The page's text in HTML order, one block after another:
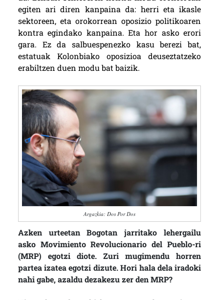
egiten ari diren kanpaina da: herri eta ikasle
sektoreen, eta orokorrean oposizio politikoaren
kontra egindako kanpaina. Eta hor asko erori
gara. Ez da salbuespenezko kasu berezi bat,
estatuak Kolonbiako oposizioa deuseztatzeko
erabiltzen duen modu bat baizik.
Argazkia: Dos Por Dos
Azken urteetan Bogotan jarritako lehergailu
asko Movimiento Revolucionario del Pueblo-ri
(MRP) egotzi diote. Zuri mugimendu horren
partea izatea egotzi dizute. Hori hala dela iradoki
nahi gabe, azaldu dezakezu zer den MRP?